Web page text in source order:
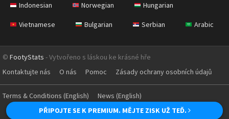
Indonesian Norwegian Hungarian
Vietnamese Bulgarian Serbian Arabic
© FootyStats - Vytvořeno s láskou ke krásné hře
Kontaktujte nás
O nás Pomoc Zásady ochrany osobních údajů
Terms & Conditions (English)
News (English)
PŘIPOJTE SE K PREMIUM. MĚJTE ZISK UŽ TEĎ.